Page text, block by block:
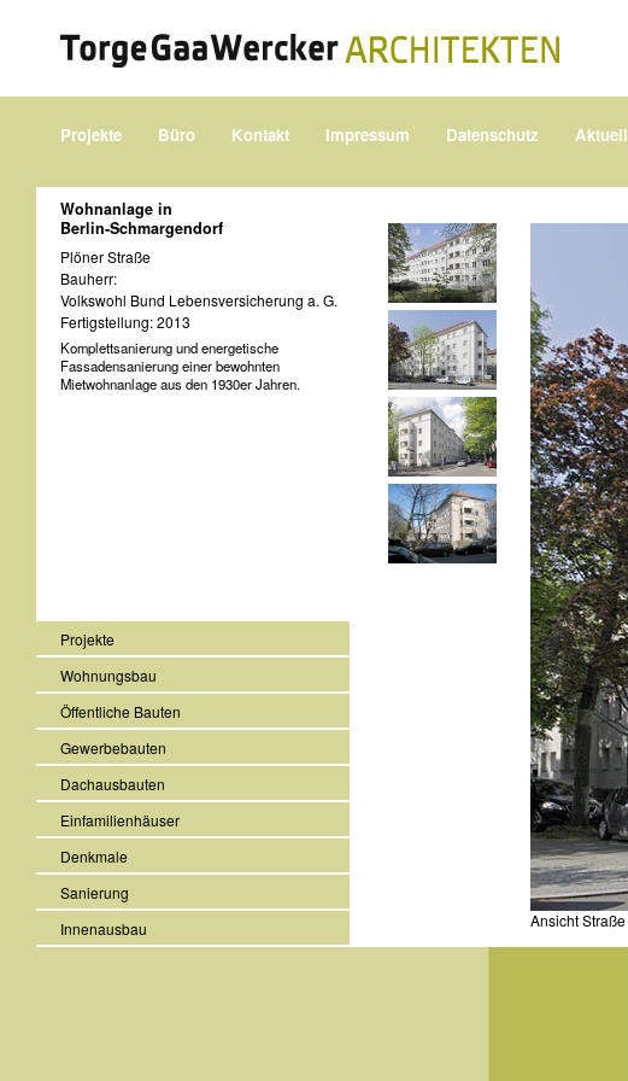
Projekte Büro Kontakt Impressum Datenschutz Aktuell
Wohnanlage in
Berlin-Schmargendorf
Plöner Straße
Bauherr:
Volkswohl Bund Lebensversicherung a. G.
Fertigstellung: 2013
Komplettsanierung und energetische
Fassadensanierung einer bewohnten
Mietwohnanlage aus den 1930er Jahren.
Projekte
Wohnungsbau
Öffentliche Bauten
Gewerbebauten
Dachausbauten
Einfamilienhäuser
Denkmale
Sanierung
Innenausbau
Ansicht Straße